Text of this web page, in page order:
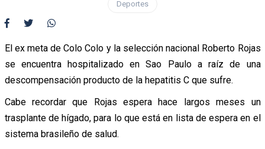
Deportes
El ex meta de Colo Colo y la selección nacional Roberto Rojas
se encuentra hospitalizado en Sao Paulo a raíz de una
descompensación producto de la hepatitis C que sufre.
Cabe recordar que Rojas espera hace largos meses un
trasplante de hígado, para lo que está en lista de espera en el
sistema brasileño de salud.